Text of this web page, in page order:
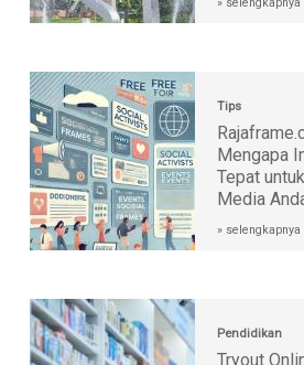
Tips
Mengapa
Tepat
Media
» selengkapnya
Pendidikan
Tryout